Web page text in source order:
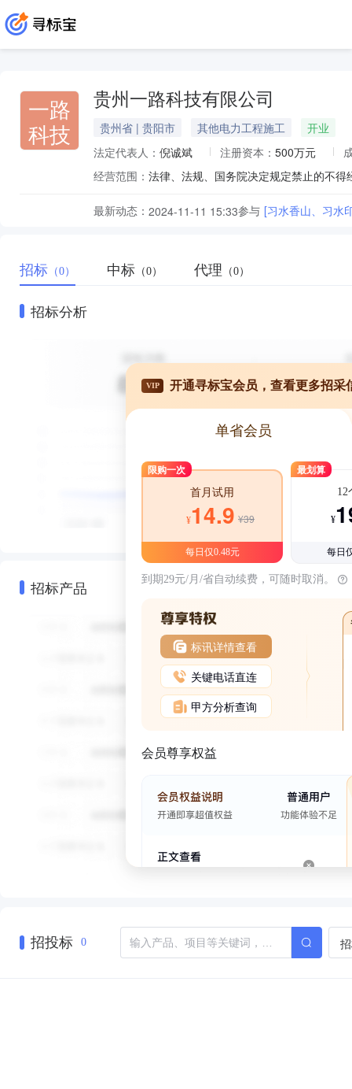
一路
科技
贵州一路科技有限公司
贵州省 | 贵阳市 其他电力工程施工
开业
法定代表人： 倪诚斌 注册资本： 500万元
经营范围：
最新动态： 2024-11-11 15:33参与 [习水香山、习水
招标 （0） 中标 （0） 代理 （0）
招标分析
招标产品
VIP 开通寻标宝会员，查看更多招采
单省会员
限购一次
首月试用
¥14.9 ¥39
每日仅0.48元
最划算
12
¥
每日
到期29元/月/省自动续费，可随时取消。
标讯详情查看
关键电话直连
甲方分析查询
会员尊享权益
招投标 0